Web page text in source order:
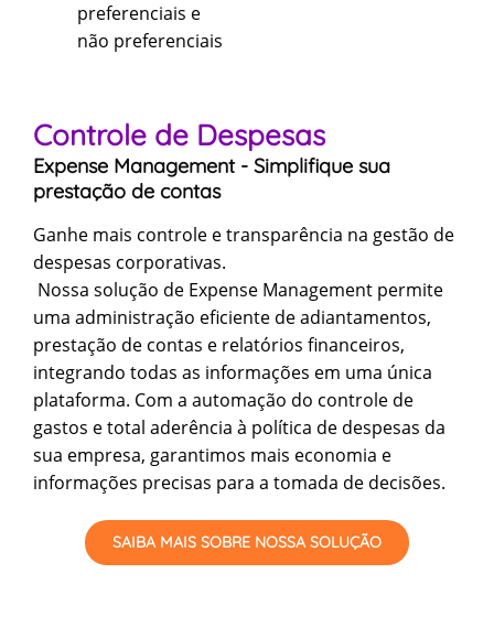
preferenciais e
não preferenciais
Controle de Despesas
Expense Management - Simplifique sua
prestação de contas
Ganhe mais controle e transparência na gestão de
despesas corporativas.
Nossa solução de Expense Management permite
uma administração eficiente de adiantamentos,
prestação de contas e relatórios financeiros,
integrando todas as informações em uma única
plataforma. Com a automação do controle de
gastos e total aderência à política de despesas da
sua empresa, garantimos mais economia e
informações precisas para a tomada de decisões.
SAIBA MAIS SOBRE NOSSA SOLUÇÃO